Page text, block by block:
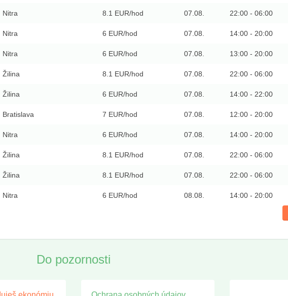
Nitra 8.1 EUR/hod 07.08. 22:00 - 06:00
Nitra 6 EUR/hod 07.08. 14:00 - 20:00
Nitra 6 EUR/hod 07.08. 13:00 - 20:00
Žilina 8.1 EUR/hod 07.08. 22:00 - 06:00
Žilina 6 EUR/hod 07.08. 14:00 - 22:00
Bratislava 7 EUR/hod 07.08. 12:00 - 20:00
Nitra 6 EUR/hod 07.08. 14:00 - 20:00
Žilina 8.1 EUR/hod 07.08. 22:00 - 06:00
Žilina 8.1 EUR/hod 07.08. 22:00 - 06:00
Nitra 6 EUR/hod 08.08. 14:00 - 20:00
Do pozornosti